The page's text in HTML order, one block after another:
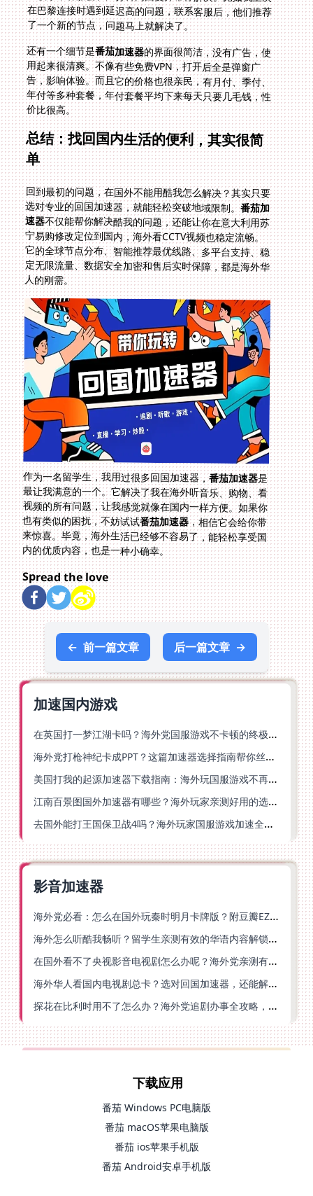
了一个新的节点，问题马上就解决了。
还有一个细节是番茄加速器的界面很简洁，没有广告，使
用起来很清爽。不像有些免费VPN，打开后全是弹窗广
告，影响体验。而且它的价格也很亲民，有月付、季付、
年付等多种套餐，年付套餐平均下来每天只要几毛钱，性
价比很高。
总结：找回国内生活的便利，其实很简
单
回到最初的问题，在国外不能用酷我怎么解决？其实只要
选对专业的回国加速器，就能轻松突破地域限制。番茄加
速器不仅能帮你解决酷我的问题，还能让你在意大利用苏
宁易购修改定位到国内，海外看CCTV视频也稳定流畅。
它的全球节点分布、智能推荐最优线路、多平台支持、稳
定无限流量、数据安全加密和售后实时保障，都是海外华
人的刚需。
作为一名留学生，我用过很多回国加速器，番茄加速器是
最让我满意的一个。它解决了我在海外听音乐、购物、看
视频的所有问题，让我感觉就像在国内一样方便。如果你
也有类似的困扰，不妨试试番茄加速器，相信它会给你带
来惊喜。毕竟，海外生活已经够不容易了，能轻松享受国
内的优质内容，也是一种小确幸。
Spread the love
← 前一篇文章 后一篇文章 →
加速国内游戏
在英国打一梦江湖卡吗？海外党国服游戏不卡顿的终极解法
海外党打枪神纪卡成PPT？这篇加速器选择指南帮你丝滑上分
美国打我的起源加速器下载指南：海外玩国服游戏不再卡的终极方案
江南百景图国外加速器有哪些？海外玩家亲测好用的选择与避坑指南
去国外能打王国保卫战4吗？海外玩家国服游戏加速全攻略（附公主连结幻想江湖实测）
影音加速器
海外党必看：怎么在国外玩秦时明月卡牌版？附豆瓣EZCast地区限制破解法
海外怎么听酷我畅听？留学生亲测有效的华语内容解锁指南
在国外看不了央视影音电视剧怎么办呢？海外党亲测有效的回国加速方案
海外华人看国内电视剧总卡？选对回国加速器，还能解决菲律宾打不开反诈中心的问题
探花在比利时用不了怎么办？海外党追剧办事全攻略，选对加速器就够了
下载应用
番茄 Windows PC电脑版
番茄 macOS苹果电脑版
番茄 ios苹果手机版
番茄 Android安卓手机版